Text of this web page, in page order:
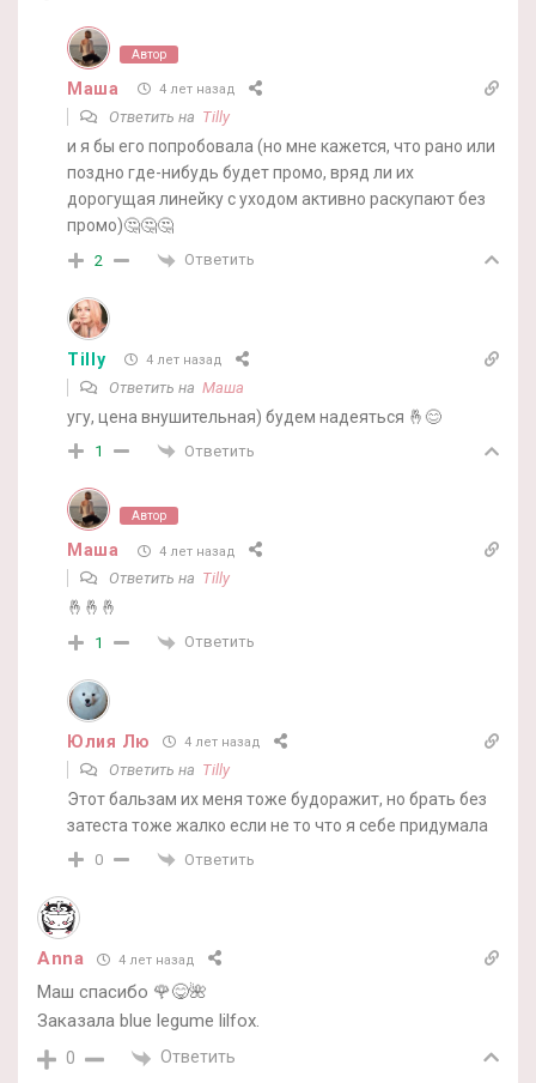
Автор
Маша 4 лет назад
Ответить на Tilly
и я бы его попробовала (но мне кажется, что рано или
поздно где-нибудь будет промо, вряд ли их
дорогущая линейку с уходом активно раскупают без
промо)🤔🤔🤔
2 Ответить
Tilly 4 лет назад
Ответить на Маша
угу, цена внушительная) будем надеяться 🤞😊
1 Ответить
Автор
Маша 4 лет назад
Ответить на Tilly
🤞🤞🤞
1 Ответить
Юлия Лю 4 лет назад
Ответить на Tilly
Этот бальзам их меня тоже будоражит, но брать без
затеста тоже жалко если не то что я себе придумала
0 Ответить
Anna 4 лет назад
Маш спасибо 🌹😋🌺
Заказала blue legume lilfox.
0 Ответить